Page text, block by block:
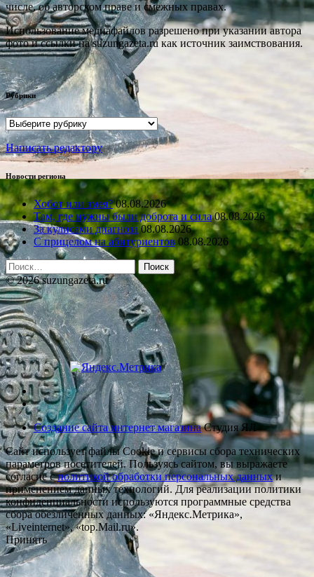
числе, об авторском праве и смежных правах.
Использование медиафайлов разрешено при указании автора
фото и ссылки на suzungazeta.ru как источник заимствования.
Рубрики
Рубрики
Написать редактору
Новости региона
Хобот или змея? 08.08.2026
Там, где нужны были доброта и сила 08.08.2026
За кулисами диагноза 08.08.2026
С прицелом на абитуриентов 08.08.2026
Найти:
© 2026 suzungazeta.ru
Создание сайта интернет магазинаСтудия ЯЛ
Сайт использует файлы Cookie и сервисы сбора технических
параметров посетителей. Пользуясь сайтом, вы выражаете
согласие сполитикой обработки персональных данныхи
применением данных технологий. Для реализации политики
конфиденциальности используются программные средства
сбора обезличенных данных: «Яндекс.Метрика»,
«Liveinternet», «top.Mail.ru».
Принять